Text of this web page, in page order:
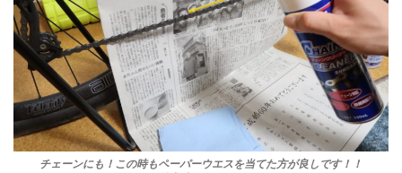
チェーンにも！この時もペーパーウエスを当てた方が良しです！！